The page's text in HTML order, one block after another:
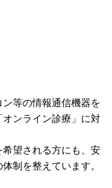
等の情報通信機器を
ンライン診療」に対
望される方にも、安
制を整えています。